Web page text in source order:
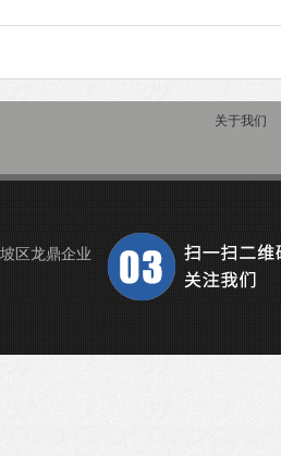
关于我们
区龙鼎企业